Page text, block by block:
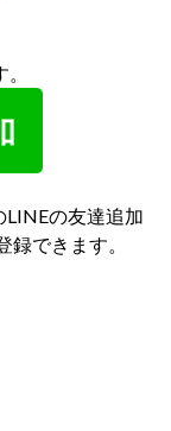
LINEの友達追加
できます。